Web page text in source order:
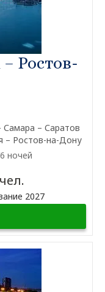
Ростов-
Самара – Саратов
– Ростов-на-Дону
ночей
2027